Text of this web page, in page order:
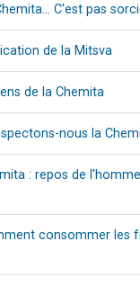
C'est pas
de la Mitsva
de la Chemita
nous la
: repos de
consommer les